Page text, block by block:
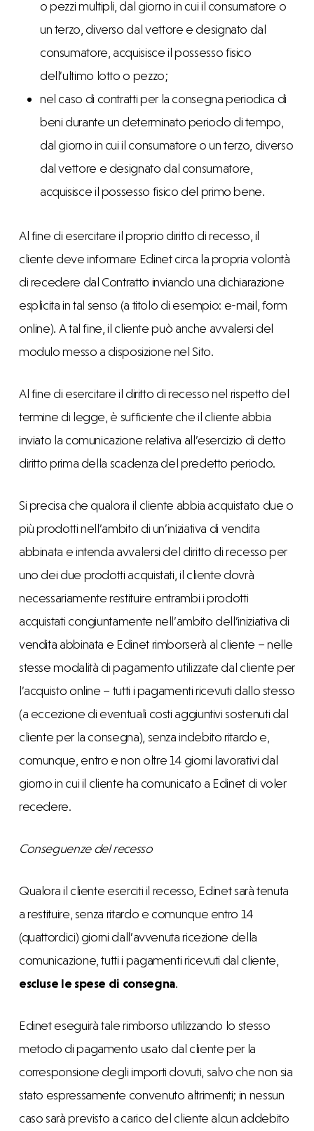
o pezzi multipli, dal giorno in cui il consumatore o
un terzo, diverso dal vettore e designato dal
consumatore, acquisisce il possesso fisico
dell’ultimo lotto o pezzo;
nel caso di contratti per la consegna periodica di
beni durante un determinato periodo di tempo,
dal giorno in cui il consumatore o un terzo, diverso
dal vettore e designato dal consumatore,
acquisisce il possesso fisico del primo bene.
Al fine di esercitare il proprio diritto di recesso, il
cliente deve informare Edinet circa la propria volontà
di recedere dal Contratto inviando una dichiarazione
esplicita in tal senso (a titolo di esempio: e-mail, form
online). A tal fine, il cliente può anche avvalersi del
modulo messo a disposizione nel Sito.
Al fine di esercitare il diritto di recesso nel rispetto del
termine di legge, è sufficiente che il cliente abbia
inviato la comunicazione relativa all’esercizio di detto
diritto prima della scadenza del predetto periodo.
Si precisa che qualora il cliente abbia acquistato due o
più prodotti nell’ambito di un’iniziativa di vendita
abbinata e intenda avvalersi del diritto di recesso per
uno dei due prodotti acquistati, il cliente dovrà
necessariamente restituire entrambi i prodotti
acquistati congiuntamente nell’ambito dell’iniziativa di
vendita abbinata e Edinet rimborserà al cliente – nelle
stesse modalità di pagamento utilizzate dal cliente per
l’acquisto online – tutti i pagamenti ricevuti dallo stesso
(a eccezione di eventuali costi aggiuntivi sostenuti dal
cliente per la consegna), senza indebito ritardo e,
comunque, entro e non oltre 14 giorni lavorativi dal
giorno in cui il cliente ha comunicato a Edinet di voler
recedere.
Conseguenze del recesso
Qualora il cliente eserciti il recesso, Edinet sarà tenuta
a restituire, senza ritardo e comunque entro 14
(quattordici) giorni dall’avvenuta ricezione della
comunicazione, tutti i pagamenti ricevuti dal cliente,
escluse le spese di consegna.
Edinet eseguirà tale rimborso utilizzando lo stesso
metodo di pagamento usato dal cliente per la
corresponsione degli importi dovuti, salvo che non sia
stato espressamente convenuto altrimenti; in nessun
caso sarà previsto a carico del cliente alcun addebito